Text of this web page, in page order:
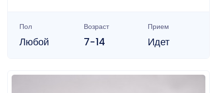
Пол
Любой
Возраст
7-14
Прием
Идет